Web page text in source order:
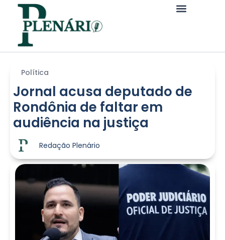
Política
Jornal acusa deputado de
Rondônia de faltar em
audiência na justiça
Redação Plenário